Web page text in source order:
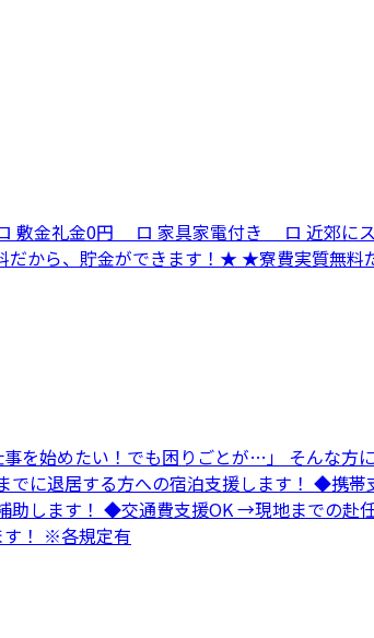
金礼金0円 ロ 家具家電付き ロ 近郊に
ら、貯金ができます！★ ★寮費実質無料
を始めたい！でも困りごとが…」 そんな方
に退居する方への宿泊支援します！ ◆携
します！ ◆交通費支援OK →現地までの赴
す！ ※各規定有